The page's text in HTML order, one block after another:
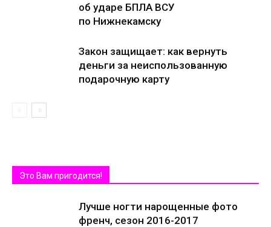
об ударе БПЛА ВСУ
по Нижнекамску
Закон защищает: как вернуть
деньги за неиспользованную
подарочную карту
Это Вам пригодится!
Лучше ногти нарощенные фото
френч, сезон 2016-2017